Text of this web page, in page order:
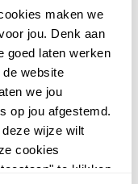
maken we
jou. Denk aan
goed laten werken
website
we jou
op jou afgestemd.
wijze wilt
cookies
te klikken.